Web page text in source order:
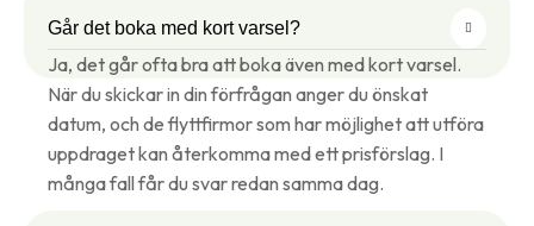
Går det boka med kort varsel?
Ja, det går ofta bra att boka även med kort varsel.
När du skickar in din förfrågan anger du önskat
datum, och de flyttfirmor som har möjlighet att utföra
uppdraget kan återkomma med ett prisförslag. I
många fall får du svar redan samma dag.